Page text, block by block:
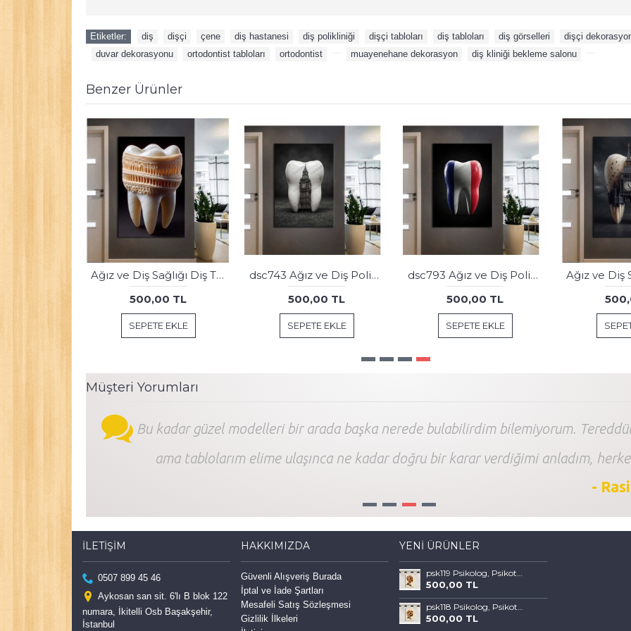
Etiketler: diş dişçi çene diş hastanesi diş polikliniği dişçi tabloları diş tabloları diş görselleri dişçi
duvar dekorasyonu ortodontist tabloları ortodontist muayenehane dekorasyon diş kliniği bekleme salonu
Benzer Ürünler
dsc710 Ağız ve Diş Polikliniği, Dişçi Tabloları, Diş Hekimi, Barok Renkli Tablo
500,00 TL
SEPETE EKLE
dsc751 Ağız ve Diş Polikliniği, Dişçi Tabloları, Diş Hekimi, Renkli Çiçekler Tablo
500,00 TL
SEPETE EKLE
Ağız ve Diş Polikliniği, Dişçi Tabloları Dekoratif Diş, Dekoratif Dişçi, Dişçi Dekorasyonu dsc313
500,00 TL
SEPETE EKLE
Müşteri Yorumları
Bu kadar güzel modelleri bir arada başka nerede bulabilirdim bilemiyorum.
ama tablolarım elime ulaşınca ne kadar doğru bir karar verdiğimi anladım,
-
1 2 3 4
İLETIŞIM
0507 899 45 46
Aykosan san sit. 6'lı B blok 122
numara, İkitelli Osb Başakşehir,
İstanbul
HAKKIMIZDA
Güvenli Alışveriş Burada
İptal ve İade Şartları
Mesafeli Satış Sözleşmesi
Gizlilik İlkeleri
YENI ÜRÜNLER
psk119 Psikolog, Psikoterapi ve Psikiyatri Merkezi, Terapi Odası Tablosu Sanatla Terapi
500,00 TL
psk118 Psikolog, Psikoterapi ve Psikiyatri Merkezi, Terapi Odası Tablosu Sanatla Terapi
500,00 TL